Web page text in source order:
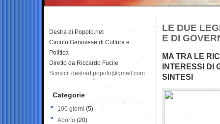
LE DUE
E DI
MA TRA LE
INTERESSI DI
SINTESI
Destra di Popolo.net
Circolo Genovese di Cultura e
Politica
Diretto da Riccardo Fucile
Scrivici: destradipopolo@gmail.com
Categorie
100 giorni (5)
Aborto (20)